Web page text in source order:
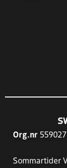
Org.nr
Sommartider